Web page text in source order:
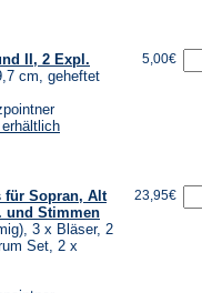
II, 2 Expl.
cm, geheftet
erhältlich
5,00€
für Sopran, Alt
und Stimmen
3 x Bläser, 2
Set, 2 x
23,95€